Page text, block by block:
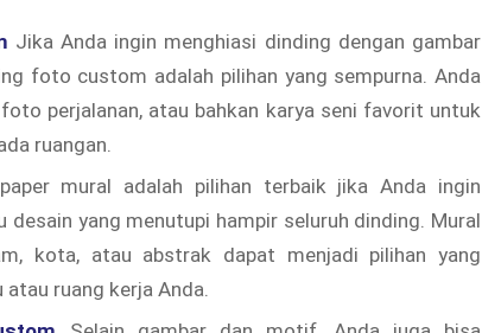
Jika Anda ingin menghiasi dinding dengan gambar
foto custom adalah pilihan yang sempurna. Anda
perjalanan, atau bahkan karya seni favorit untuk
ruangan.
mural adalah pilihan terbaik jika Anda ingin
desain yang menutupi hampir seluruh dinding. Mural
kota, atau abstrak dapat menjadi pilihan yang
ruang kerja Anda.